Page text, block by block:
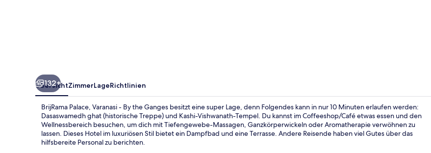
Restaurant
132+
ÜbersichtZimmerLageRichtlinien
BrijRama Palace, Varanasi - By the Ganges besitzt eine super Lage, denn Folgendes kann in nur 10 Minuten erlaufen werden:
Dasaswamedh ghat (historische Treppe) und Kashi-Vishwanath-Tempel. Du kannst im Coffeeshop/Café etwas essen und den
Wellnessbereich besuchen, um dich mit Tiefengewebe-Massagen, Ganzkörperwickeln oder Aromatherapie verwöhnen zu
lassen. Dieses Hotel im luxuriösen Stil bietet ein Dampfbad und eine Terrasse. Andere Reisende haben viel Gutes über das
hilfsbereite Personal zu berichten.